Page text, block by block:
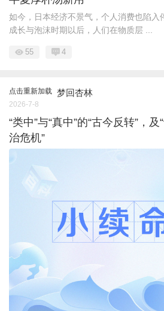
如今，日本经济不景气，个人消费也陷入
成长与泡沫时期以后，人们在物质层 ...
55 4
点击重新加载 梦回杏林
2026-7-8
“类中”与“真中”的“古今反转”，
治危机”